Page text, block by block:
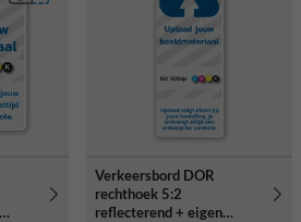
Verkeersbord DOR
rechthoek 5:2
reflecterend + eigen